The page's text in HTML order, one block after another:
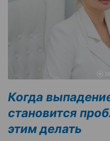
Когда
становится
этим делать